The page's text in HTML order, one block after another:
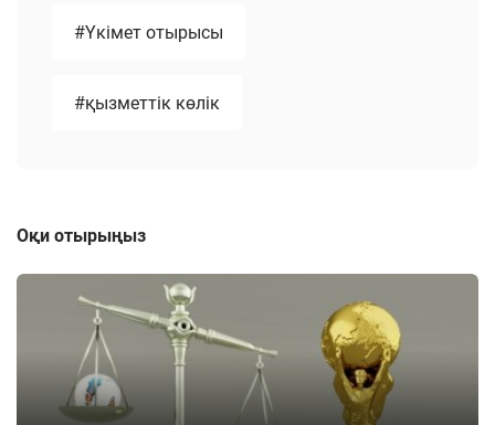
#Үкімет отырысы
#қызметтік көлік
Оқи отырыңыз